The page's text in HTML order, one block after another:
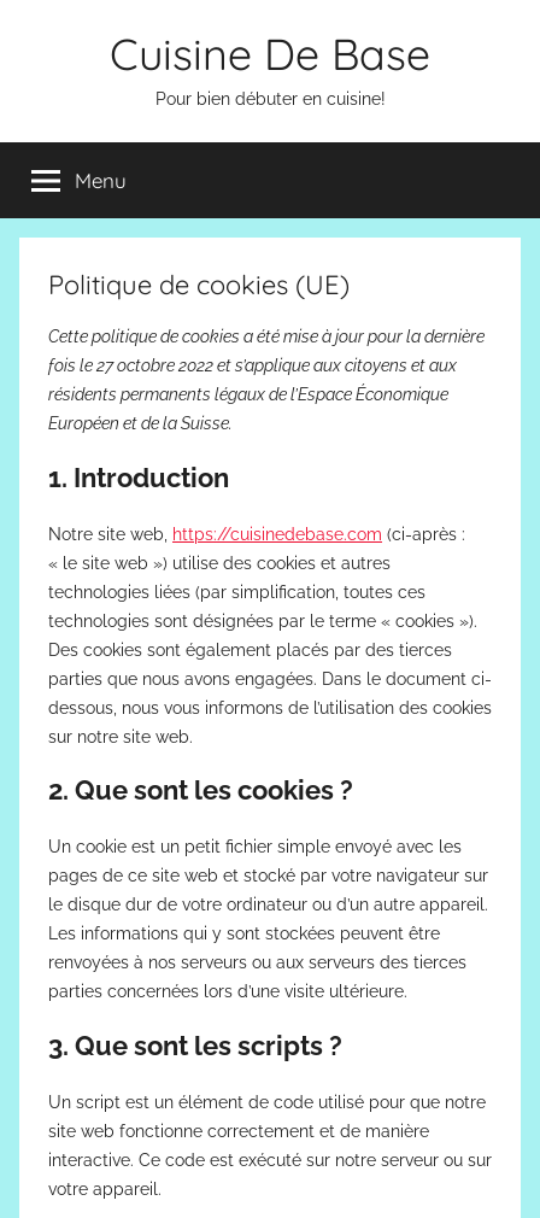
Cuisine De Base
Pour bien débuter en cuisine!
Menu
Politique de cookies (UE)
Cette politique de cookies a été mise à jour pour la dernière
fois le 27 octobre 2022 et s’applique aux citoyens et aux
résidents permanents légaux de l’Espace Économique
Européen et de la Suisse.
1. Introduction
Notre site web, https://cuisinedebase.com (ci-après :
« le site web ») utilise des cookies et autres
technologies liées (par simplification, toutes ces
technologies sont désignées par le terme « cookies »).
Des cookies sont également placés par des tierces
parties que nous avons engagées. Dans le document ci-
dessous, nous vous informons de l’utilisation des cookies
sur notre site web.
2. Que sont les cookies ?
Un cookie est un petit fichier simple envoyé avec les
pages de ce site web et stocké par votre navigateur sur
le disque dur de votre ordinateur ou d’un autre appareil.
Les informations qui y sont stockées peuvent être
renvoyées à nos serveurs ou aux serveurs des tierces
parties concernées lors d’une visite ultérieure.
3. Que sont les scripts ?
Un script est un élément de code utilisé pour que notre
site web fonctionne correctement et de manière
interactive. Ce code est exécuté sur notre serveur ou sur
votre appareil.